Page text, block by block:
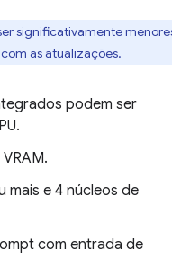
significativamente
as atualizações.
podem ser
mais e 4 núcleos de
com entrada de